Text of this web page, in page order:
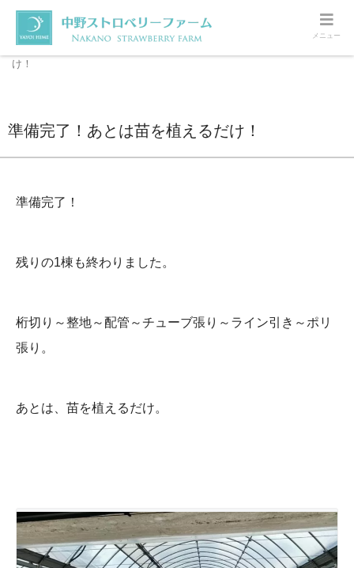
ホーム ハウスの様子
準備完了！あとは苗を植えるだ
け！
準備完了！あとは苗を植えるだけ！
準備完了！
残りの1棟も終わりました。
桁切り～整地～配管～チューブ張り～ライン引き～ポリ
張り。
あとは、苗を植えるだけ。
メニュー